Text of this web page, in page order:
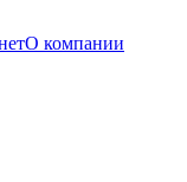
О компании